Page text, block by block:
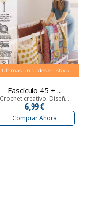
Últimas unidades en stock
Fascículo 45 + ...
Crochet creativo. Diseñ...
6,99 €
Comprar Ahora